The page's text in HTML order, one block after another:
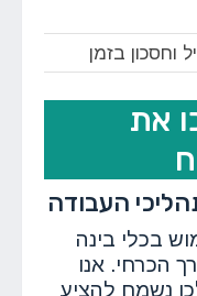
וחסכון בזמן
את
העבודה
בכלי בינה
הכרחי. אנו
נשמח להציע